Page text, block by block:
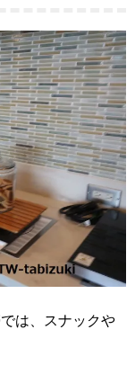
は、スナックや